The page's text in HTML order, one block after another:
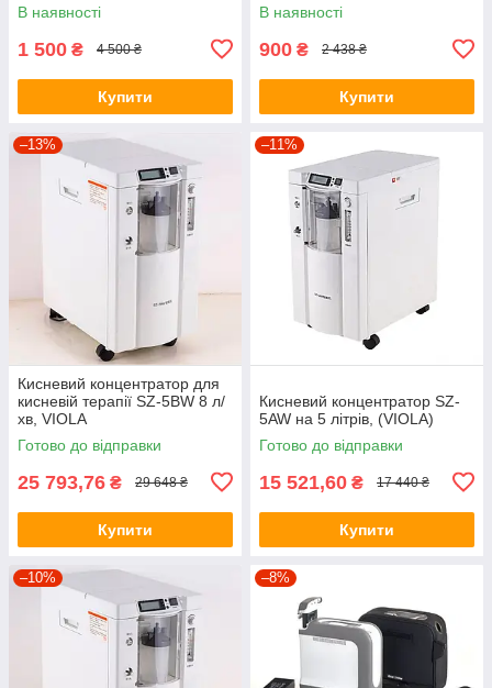
В наявності
1 500 ₴ 4 500 ₴
Купити
В наявності
900 ₴ 2 438 ₴
Купити
–13%
Кисневий концентратор для
кисневій терапії SZ-5BW 8 л/
хв, VIOLA
Готово до відправки
25 793,76 ₴ 29 648 ₴
Купити
–11%
Кисневий концентратор SZ-
5AW на 5 літрів, (VIOLA)
Готово до відправки
15 521,60 ₴ 17 440 ₴
Купити
–10% –8%